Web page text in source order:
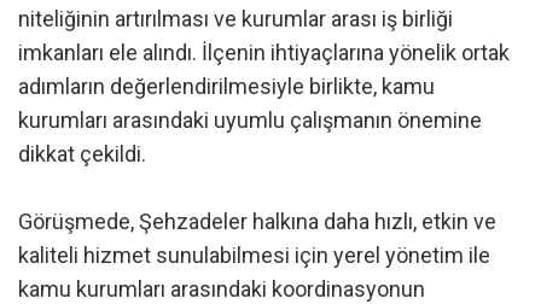
niteliğinin artırılması ve kurumlar arası iş birliği
imkanları ele alındı. İlçenin ihtiyaçlarına yönelik ortak
adımların değerlendirilmesiyle birlikte, kamu
kurumları arasındaki uyumlu çalışmanın önemine
dikkat çekildi.
Görüşmede, Şehzadeler halkına daha hızlı, etkin ve
kaliteli hizmet sunulabilmesi için yerel yönetim ile
kamu kurumları arasındaki koordinasyonun